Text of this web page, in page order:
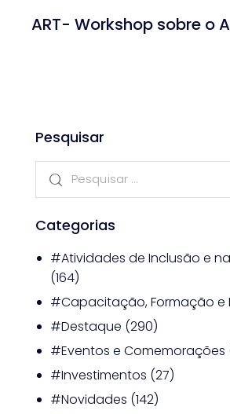
ART- Workshop sobre o
Pesquisar
Categorias
#Atividades de Inclusão e
(164)
#Capacitação, Formação e
#Destaque (290)
#Eventos e Comemorações
#Investimentos (27)
#Novidades (142)